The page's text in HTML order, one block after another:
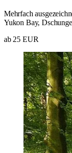
Mehrfach
Yukon Bay,
ab 25 EUR